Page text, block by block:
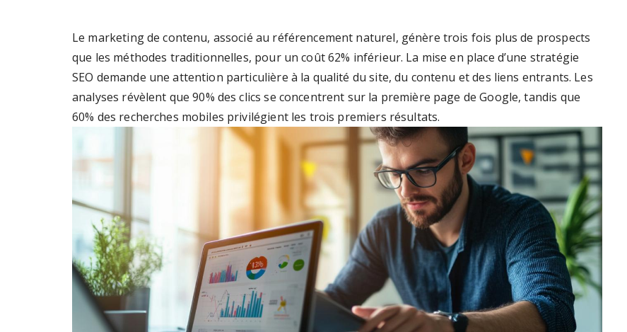
Le marketing de contenu, associé au référencement naturel, génère trois fois plus de prospects
que les méthodes traditionnelles, pour un coût 62% inférieur. La mise en place d’une stratégie
SEO demande une attention particulière à la qualité du site, du contenu et des liens entrants. Les
analyses révèlent que 90% des clics se concentrent sur la première page de Google, tandis que
60% des recherches mobiles privilégient les trois premiers résultats.